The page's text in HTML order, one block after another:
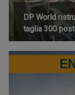
DP World
taglia 300